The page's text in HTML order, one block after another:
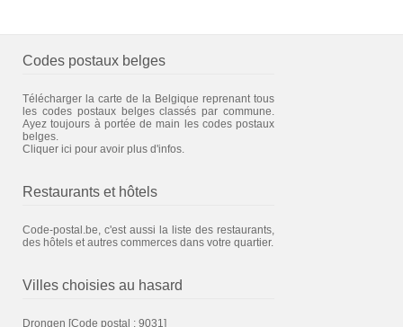
Codes postaux belges
Télécharger la carte de la Belgique reprenant tous
les codes postaux belges classés par commune.
Ayez toujours à portée de main les codes postaux
belges.
Cliquer ici pour avoir plus d'infos.
Restaurants et hôtels
Code-postal.be, c'est aussi la liste des restaurants,
des hôtels et autres commerces dans votre quartier.
Villes choisies au hasard
Drongen [Code postal : 9031]